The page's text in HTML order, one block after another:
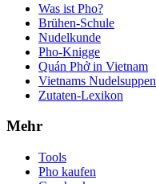
Was ist Pho?
Brühen-Schule
Nudelkunde
Pho-Knigge
Quán Phở in Vietnam
Vietnams Nudelsuppen
Zutaten-Lexikon
Mehr
Tools
Pho kaufen